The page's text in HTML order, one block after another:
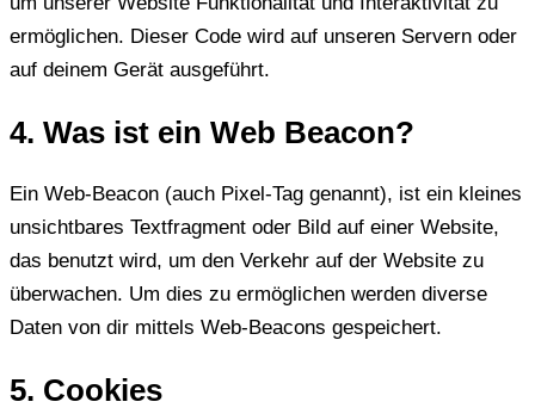
ermöglichen. Dieser Code wird auf unseren Servern oder
auf deinem Gerät ausgeführt.
4. Was ist ein Web Beacon?
Ein Web-Beacon (auch Pixel-Tag genannt), ist ein kleines
unsichtbares Textfragment oder Bild auf einer Website,
das benutzt wird, um den Verkehr auf der Website zu
überwachen. Um dies zu ermöglichen werden diverse
Daten von dir mittels Web-Beacons gespeichert.
5. Cookies